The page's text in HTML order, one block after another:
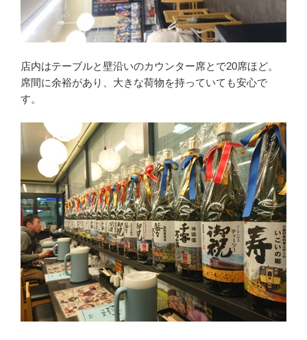
店内はテーブルと壁沿いのカウンター席とで20席ほど。
席間に余裕があり、大きな荷物を持っていても安心で
す。